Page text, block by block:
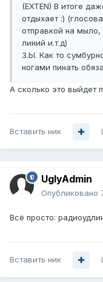
(EXTEN) В итоге
отдыхает :)
отправкой на
линий и.т.д)
З.Ы. Как то
ногами пинать
А сколько это выйдет
Вставить ник
UglyAdmin
Опубликовано
Всё просто:
Вставить ник